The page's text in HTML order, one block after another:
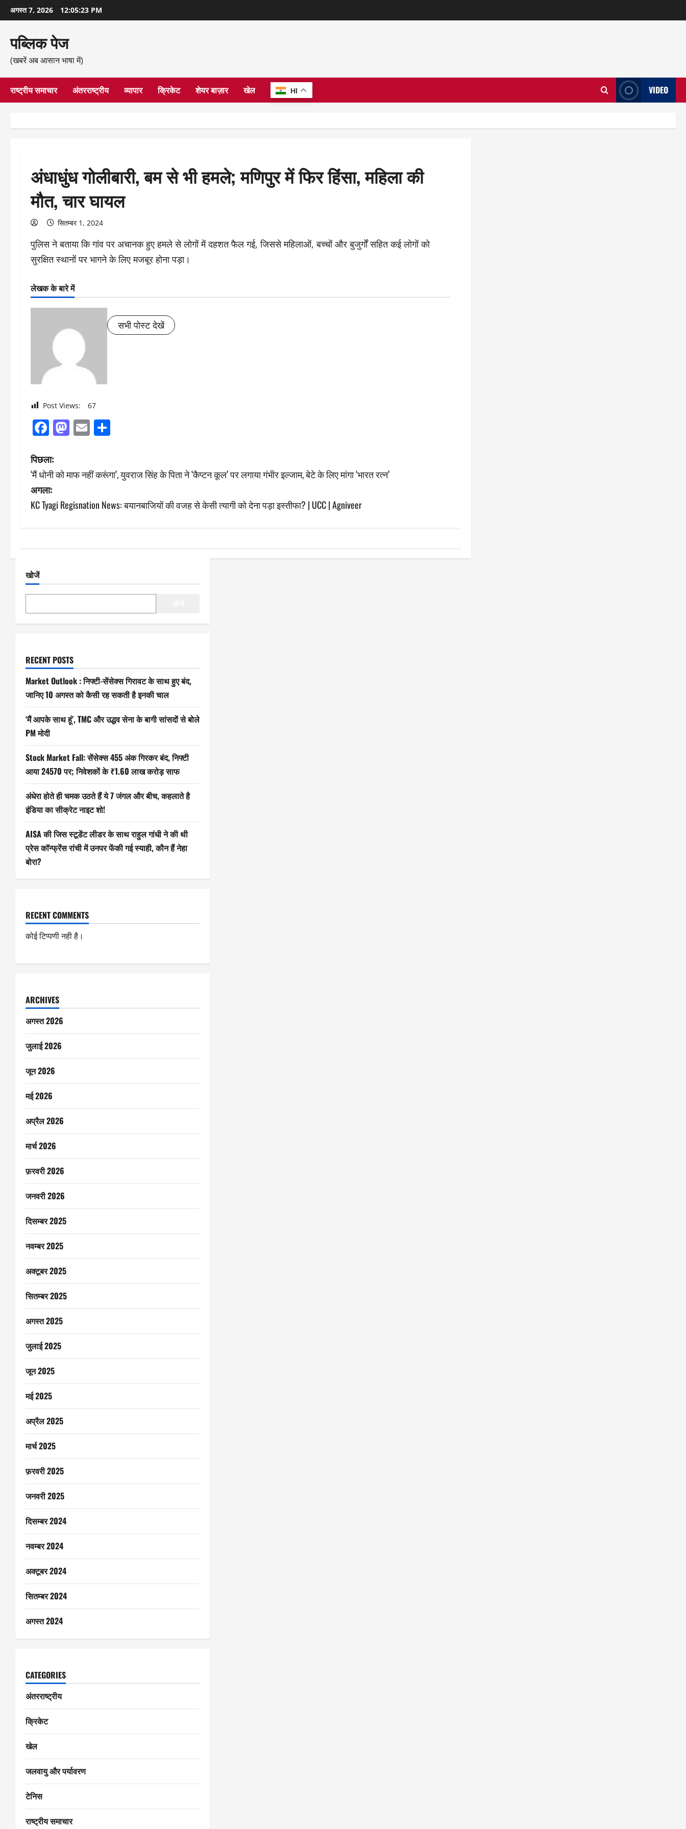
छोड़कर
सामग्री
अगस्त 7, 2026 12:05:24 PM
पब्लिक पेज
(खबरें अब आसान भाषा में)
राष्ट्रीय समाचार अंतरराष्ट्रीय व्यापार क्रिकेट शेयर बाज़ार खेल HI VIDEO
अंधाधुंध गोलीबारी, बम से भी हमले; मणिपुर में फिर हिंसा, महिला की
मौत, चार घायल
सितम्बर 1, 2024
पुलिस ने बताया कि गांव पर अचानक हुए हमले से लोगों में दहशत फैल गई, जिससे महिलाओं, बच्चों और बुजुर्गों सहित कई लोगों को
सुरक्षित स्थानों पर भागने के लिए मजबूर होना पड़ा।
लेखक के बारे में
सभी पोस्ट देखें
Post Views: 67
Facebook
Mastodon
Email
पो
स्ट
ने
श
न
पिछला:
‘मैं धोनी को माफ नहीं करूंगा’, युवराज सिंह के पिता ने ‘कैप्टन कूल’ पर लगाया गंभीर इल्जाम, बेटे के लिए मांगा ‘भारत रत्न’
अगला:
KC Tyagi Regisnation News: बयानबाजियों की वजह से केसी त्यागी को देना पड़ा इस्तीफा? | UCC | Agniveer
खोजें
RECENT POSTS
Market Outlook : निफ्टी-सेंसेक्स गिरावट के साथ हुए बंद,
जानिए 10 अगस्त को कैसी रह सकती है इनकी चाल
‘मैं आपके साथ हूं’, TMC और उद्धव सेना के बागी सांसदों से बोले
PM मोदी
Stock Market Fall: सेंसेक्स 455 अंक गिरकर बंद, निफ्टी
आया 24570 पर; निवेशकों के ₹1.60 लाख करोड़ साफ
अंधेरा होते ही चमक उठते हैं ये 7 जंगल और बीच, कहलाते है
इंडिया का सीक्रेट नाइट शो!
AISA की जिस स्टूडेंट लीडर के साथ राहुल गांधी ने की थी
प्रेस कॉन्फ्रेंस रांची में उनपर फेंकी गई स्याही, कौन हैं नेहा
बोरा?
RECENT COMMENTS
कोई टिप्पणी नही है।
ARCHIVES
अगस्त 2026
जुलाई 2026
जून 2026
मई 2026
अप्रैल 2026
मार्च 2026
फ़रवरी 2026
जनवरी 2026
दिसम्बर 2025
नवम्बर 2025
अक्टूबर 2025
सितम्बर 2025
अगस्त 2025
जुलाई 2025
जून 2025
मई 2025
अप्रैल 2025
मार्च 2025
फ़रवरी 2025
जनवरी 2025
दिसम्बर 2024
नवम्बर 2024
अक्टूबर 2024
सितम्बर 2024
अगस्त 2024
CATEGORIES
अंतरराष्ट्रीय
क्रिकेट
खेल
जलवायु और पर्यावरण
टेनिस
राष्ट्रीय समाचार